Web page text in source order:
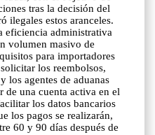
tras la decisión del
ilegales estos aranceles.
eficiencia administrativa
volumen masivo de
para importadores
los reembolsos,
los agentes de aduanas
de una cuenta activa en el
los datos bancarios
los pagos se realizarán,
60 y 90 días después de